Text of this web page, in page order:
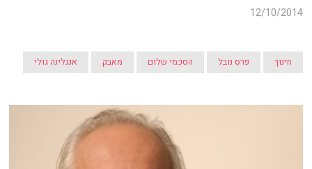
12/10/2014
חינוך פרס נובל הסכמי שלום מאבק אנגלינה גולי